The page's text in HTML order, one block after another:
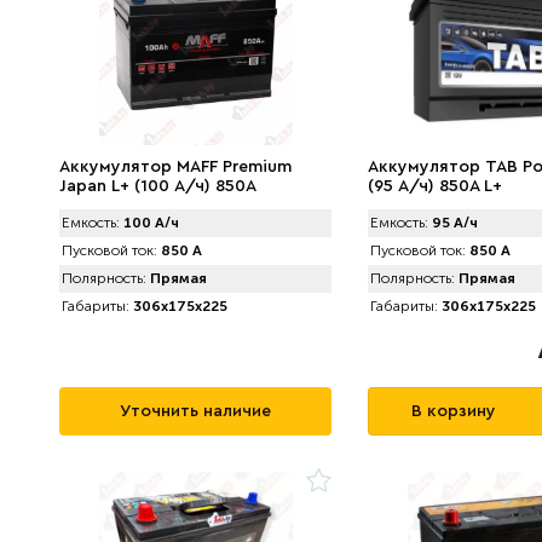
Аккумулятор MAFF Premium
Japan L+ (100 А/ч) 850А
Емкость: 100 А/ч
Пусковой ток: 850 А
Полярность: Прямая
Габариты: 306x175x225
Уточнить наличие
Аккумулятор TAB
(95 А/ч) 850А L+
Емкость: 95 А/ч
Пусковой ток: 850 А
Полярность: Прямая
Габариты: 306x175x225
В корзину